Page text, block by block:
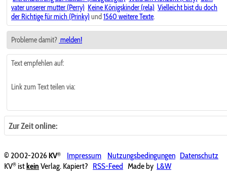
vater unserer mutter (Perry) Keine Königskinder (rela) Vielleicht bist du doch
der Richtige für mich (Prinky) und 1560 weitere Texte.
Probleme damit? melden!
Text empfehlen auf:
Link zum Text teilen via:
Zur Zeit online:
© 2002-2026KV® Impressum Nutzungsbedingungen Datenschutz
KV® ist kein Verlag. Kapiert? RSS-Feed Made by L&W